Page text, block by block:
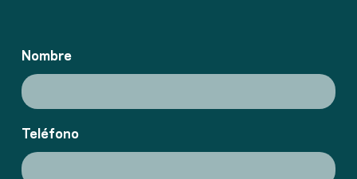
Nombre
Teléfono